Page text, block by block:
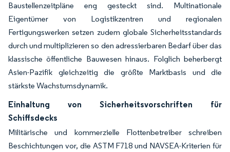
Baustellenzeitpläne eng gesteckt sind. Multinationale
Eigentümer von Logistikzentren und regionalen
Fertigungswerken setzen zudem globale Sicherheitsstandards
durch und multiplizieren so den adressierbaren Bedarf über das
klassische öffentliche Bauwesen hinaus. Folglich beherbergt
Asien-Pazifik gleichzeitig die größte Marktbasis und die
stärkste Wachstumsdynamik.
Einhaltung von Sicherheitsvorschriften für
Schiffsdecks
Militärische und kommerzielle Flottenbetreiber schreiben
Beschichtungen vor, die ASTM F718 und NAVSEA-Kriterien für